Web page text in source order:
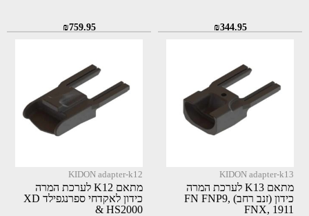
₪344.95
₪759.95
KIDON adapter-k13
מתאם K13 לערכת המרה
כידון (זנב רחב) FN FNP9,
FNX, 1911
KIDON adapter-k12
מתאם K12 לערכת המרה
כידון לאקדחי ספרנגפילד XD
& HS2000